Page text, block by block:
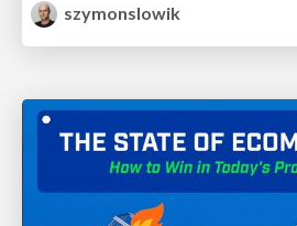
szymonslowik